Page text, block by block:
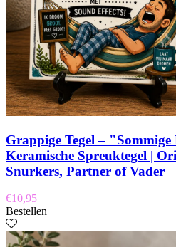
Grappige Tegel –
Keramische Spreuktegel |
Snurkers, Partner of Vader
€10,95
Bestellen